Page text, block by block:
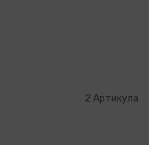
2 Артикула